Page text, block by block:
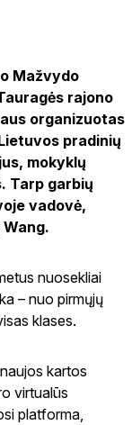
Mažvydo
rajono
organizuotas
pradinių
mokyklų
Tarp garbių
vadovė,
nuosekliai
– nuo pirmųjų
klases.
kartos
virtualūs
platforma,